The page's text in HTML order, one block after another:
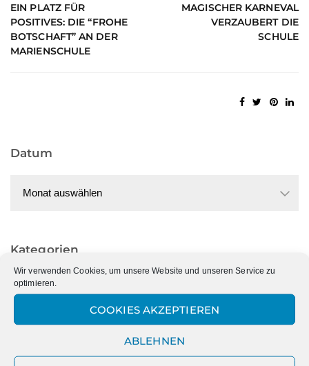
Wir verwenden Cookies, um unsere Website und unseren Service zu
optimieren.
COOKIES AKZEPTIEREN
ABLEHNEN
EIN PLATZ FÜR
POSITIVES: DIE “FROHE
BOTSCHAFT” AN DER
MARIENSCHULE
MAGISCHER KARNEVAL
VERZAUBERT DIE
SCHULE
Datum
Kategorien
Kategorien